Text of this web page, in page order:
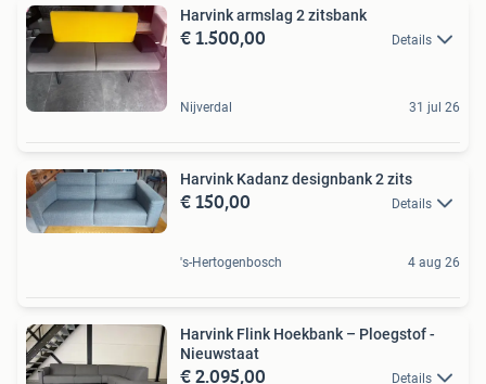
Harvink armslag 2 zitsbank
€ 1.500,00 Details
Nijverdal 31 jul 26
Harvink Kadanz designbank 2 zits
€ 150,00 Details
's-Hertogenbosch 4 aug 26
Harvink Flink Hoekbank – Ploegstof -
Nieuwstaat
€ 2.095,00 Details